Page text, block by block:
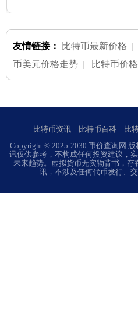
友情链接： 比特币最新价格
币美元价格走势 | 比特币价
比特币资讯 比特币百科 比
Copyright © 2025-2030 币价查询网
讯仅供参考，不构成任何投资建议，
未来趋势。虚拟货币无实物背书，
讯，不涉及任何代币发行、